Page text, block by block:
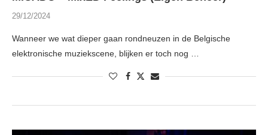
29/12/2024
Wanneer we wat dieper gaan rondneuzen in de Belgische
elektronische muziekscene, blijken er toch nog …